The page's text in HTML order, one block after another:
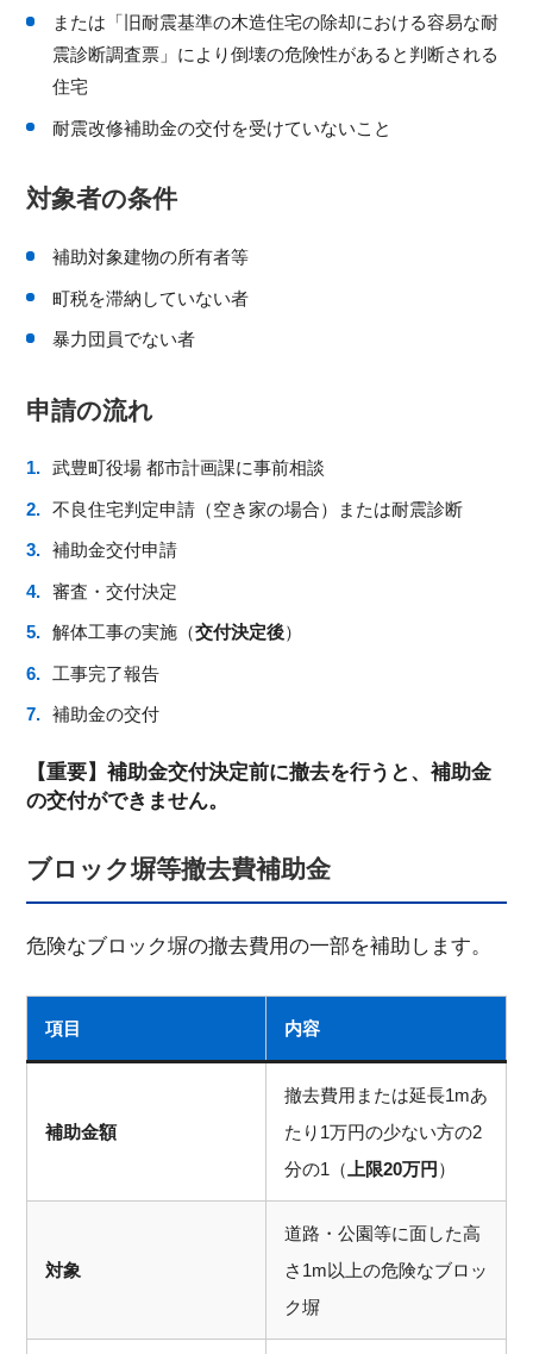
または「旧耐震基準の木造住宅の除却における容易な耐
震診断調査票」により倒壊の危険性があると判断される
住宅
耐震改修補助金の交付を受けていないこと
対象者の条件
補助対象建物の所有者等
町税を滞納していない者
暴力団員でない者
申請の流れ
武豊町役場 都市計画課に事前相談
不良住宅判定申請（空き家の場合）または耐震診断
補助金交付申請
審査・交付決定
解体工事の実施（交付決定後）
工事完了報告
補助金の交付
【重要】補助金交付決定前に撤去を行うと、補助金
の交付ができません。
ブロック塀等撤去費補助金
危険なブロック塀の撤去費用の一部を補助します。
項目 内容
補助金額
撤去費用または延長1mあ
たり1万円の少ない方の2
分の1（ 上限20万円 ）
対象
道路・公園等に面した高
さ1m以上の危険なブロッ
ク塀